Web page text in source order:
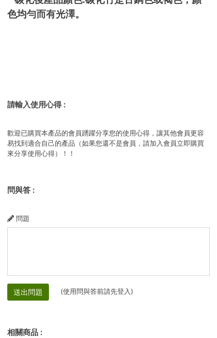
色均勻而有光澤。
請輸入使用心得:
歡迎已購買本產品的會員踴躍分享您的使用心得，讓其他會員更容
易找到適合自己的產品（如果您還不是會員，請加入會員立即購買
來分享使用心得）！！
問與答 :
問題
送出問題 (使用問與答前請先登入)
相關商品 :